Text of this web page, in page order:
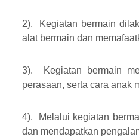
2). Kegiatan bermain
alat bermain dan
3). Kegiatan bermain
perasaan, serta cara anak
4). Melalui kegiatan
dan mendapatkan